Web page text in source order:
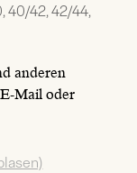
40/42, 42/44,
anderen
Mail oder